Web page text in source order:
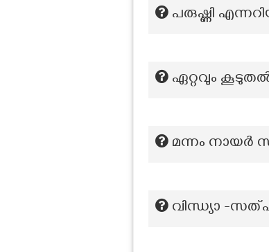
പരുഷ്ണി
ഏറ്റവും
മന്നം നായർ
വിന്ധ്യാ -